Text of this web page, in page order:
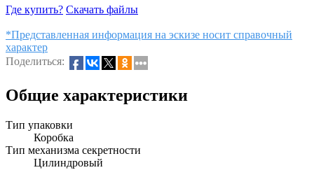
Где купить? Скачать файлы
*Представленная информация на эскизе носит справочный
характер
Поделиться:
Общие характеристики
Тип упаковки
Коробка
Тип механизма секретности
Цилиндровый